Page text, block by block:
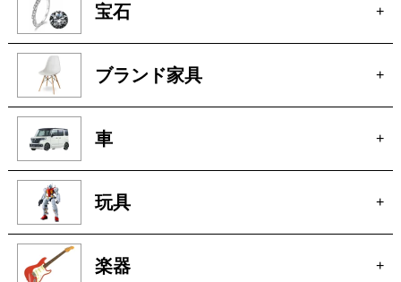
宝石 +
ブランド家具 +
車 +
玩具 +
楽器 +